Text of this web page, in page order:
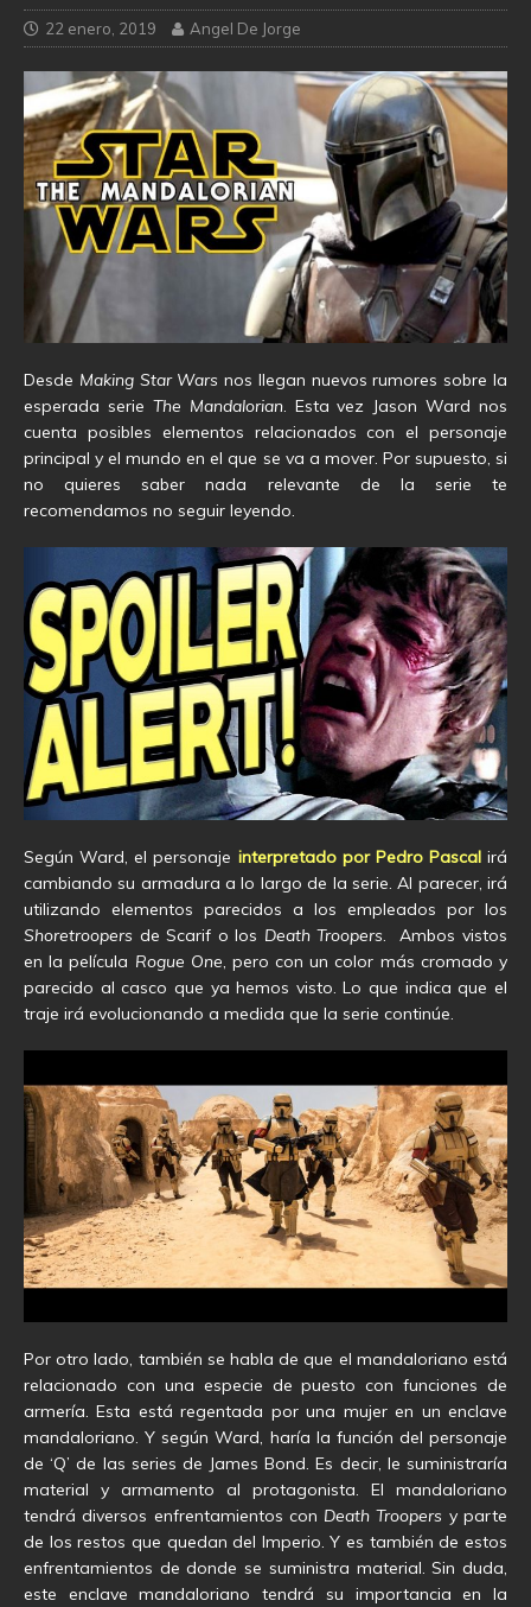
22 enero, 2019 Angel De Jorge
Desde Making Star Wars nos llegan nuevos rumores sobre la
esperada serie The Mandalorian. Esta vez Jason Ward nos
cuenta posibles elementos relacionados con el personaje
principal y el mundo en el que se va a mover. Por supuesto, si
no quieres saber nada relevante de la serie te
recomendamos no seguir leyendo.
Según Ward, el personaje interpretado por Pedro Pascalirá
cambiando su armadura a lo largo de la serie. Al parecer, irá
utilizando elementos parecidos a los empleados por los
Shoretroopers de Scarif o los Death Troopers. Ambos vistos
en la película Rogue One, pero con un color más cromado y
parecido al casco que ya hemos visto. Lo que indica que el
traje irá evolucionando a medida que la serie continúe.
Por otro lado, también se habla de que el mandaloriano está
relacionado con una especie de puesto con funciones de
armería. Esta está regentada por una mujer en un enclave
mandaloriano. Y según Ward, haría la función del personaje
de ‘Q’ de las series de James Bond. Es decir, le suministraría
material y armamento al protagonista. El mandaloriano
tendrá diversos enfrentamientos con Death Troopers y parte
de los restos que quedan del Imperio. Y es también de estos
enfrentamientos de donde se suministra material. Sin duda,
este enclave mandaloriano tendrá su importancia en la